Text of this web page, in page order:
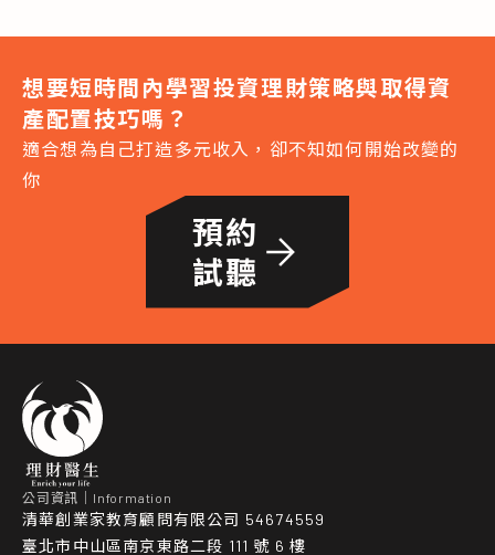
想要短時間內學習投資理財策略與取得資
產配置技巧嗎？
適合想為自己打造多元收入，卻不知如何開始改變的
你
預約
試聽
公司資訊｜Information
清華創業家教育顧問有限公司 54674559
臺北市中山區南京東路二段 111 號 6 樓